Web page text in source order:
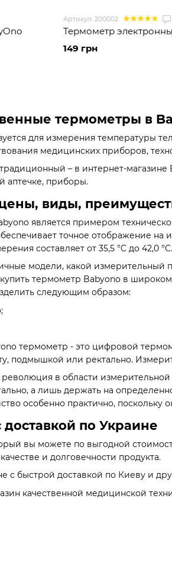
термометры в
для измерения температуры
медицинских приборов,
– в интернет-
аптечке, приборы.
виды,
является примером
точное отображение
составляет от 35,5 °C до 42,0 °C.
модели, какой измерительный
термометр Babyono в
следующим образом:
термометр - это цифровой
подмышкой или ректально.
в области
а лишь держать на
особенно практично, поскольку
по Украине
вы можете по выгодной
и долговечности продукта.
с быстрой доставкой по Киеву и
качественной медицинской
Артикул: 200002
Термометр
149 грн